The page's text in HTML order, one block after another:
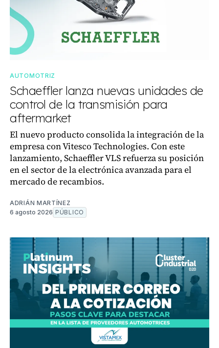
AUTOMOTRIZ
Schaeffler lanza nuevas unidades de
control de la transmisión para
aftermarket
El nuevo producto consolida la integración de la
empresa con Vitesco Technologies. Con este
lanzamiento, Schaeffler VLS refuerza su posición
en el sector de la electrónica avanzada para el
mercado de recambios.
ADRIÁN MARTÍNEZ
6 agosto 2026 PÚBLICO